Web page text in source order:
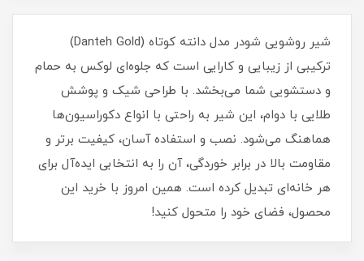
شیر روشویی شودر مدل دانته کوتاه (Danteh Gold)
ترکیبی از زیبایی و کارایی است که جلوه‌ای لوکس به حمام
و دستشویی شما می‌بخشد. با طراحی شیک و پوشش
طلایی با دوام، این شیر به راحتی با انواع دکوراسیون‌ها
هماهنگ می‌شود. نصب و استفاده آسان، کیفیت برتر و
مقاومت بالا در برابر خوردگی، آن را به انتخابی ایده‌آل برای
هر خانه‌ای تبدیل کرده است. همین امروز با خرید این
محصول، فضای خود را متحول کنید!